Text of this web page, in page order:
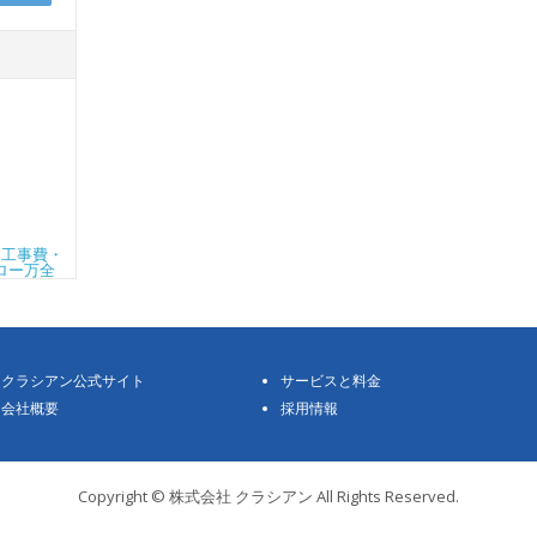
クラシアン公式サイト サービスと料金
会社概要 採用情報
Copyright © 株式会社 クラシアン All Rights Reserved.